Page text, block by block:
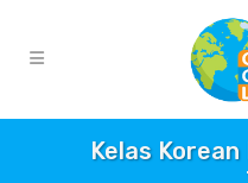
Kelas